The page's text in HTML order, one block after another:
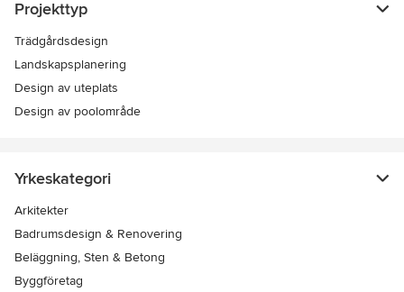
Projekttyp
Trädgårdsdesign
Landskapsplanering
Design av uteplats
Design av poolområde
Yrkeskategori
Arkitekter
Badrumsdesign & Renovering
Beläggning, Sten & Betong
Byggföretag